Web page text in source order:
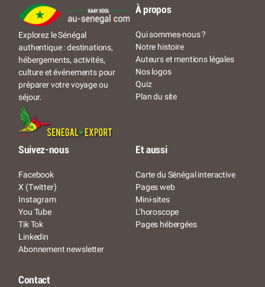
Explorez le Sénégal
authentique : destinations,
hébergements, activités,
culture et événements pour
préparer votre voyage ou
séjour.
À propos
Qui sommes-nous ?
Notre histoire
Auteurs et mentions légales
Nos logos
Quiz
Plan du site
Suivez-nous
Facebook
X (Twitter)
Instagram
You Tube
Tik Tok
Linkedin
Abonnement newsletter
Et aussi
Carte du Sénégal interactive
Pages web
Mini-sites
L’horoscope
Pages hébergées
Contact